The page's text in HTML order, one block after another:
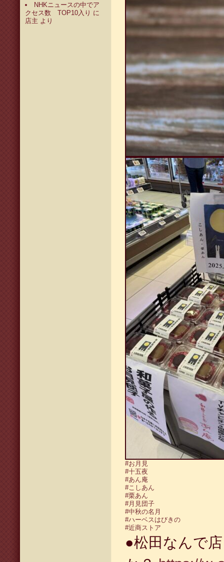
NHKニュースの中でア
クセス数 TOP10入り に
店主 より
#お月見
#十五夜
#あん庵
#こしあん
#栗あん
#月見団子
#中秋の名月
#ハーベスはびきの
#近商ストア
●松田なんで